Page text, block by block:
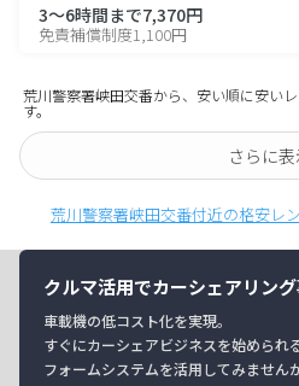
3～6時間まで7,370円
免責補償制度1,100円
荒川警察署峡田交番から、安い順に安い
す。
さらに表
荒川警察署峡田交番付近の格安レ
クルマ活用でカーシェアリン
車載機の低コスト化を実現。
すぐにカーシェアビジネスを始められ
フォームシステムを活用してみません